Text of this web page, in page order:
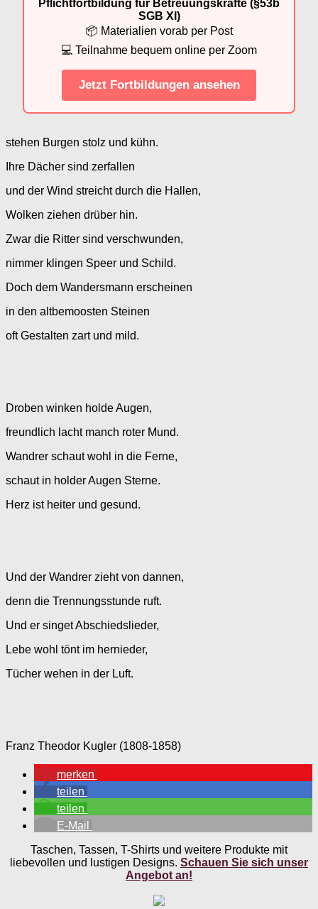
Pflichtfortbildung für Betreuungskräfte (§53b
SGB XI)
📦 Materialien vorab per Post
💻 Teilnahme bequem online per Zoom
Jetzt Fortbildungen ansehen
stehen Burgen stolz und kühn.
Ihre Dächer sind zerfallen
und der Wind streicht durch die Hallen,
Wolken ziehen drüber hin.
Zwar die Ritter sind verschwunden,
nimmer klingen Speer und Schild.
Doch dem Wandersmann erscheinen
in den altbemoosten Steinen
oft Gestalten zart und mild.
Droben winken holde Augen,
freundlich lacht manch roter Mund.
Wandrer schaut wohl in die Ferne,
schaut in holder Augen Sterne.
Herz ist heiter und gesund.
Und der Wandrer zieht von dannen,
denn die Trennungsstunde ruft.
Und er singet Abschiedslieder,
Lebe wohl tönt im hernieder,
Tücher wehen in der Luft.
Franz Theodor Kugler (1808-1858)
merken
teilen
teilen
E-Mail
Taschen, Tassen, T-Shirts und weitere Produkte mit
liebevollen und lustigen Designs. Schauen Sie sich unser
Angebot an!